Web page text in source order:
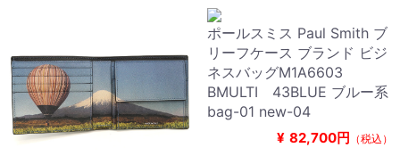
ポールスミス Paul Smith ブ
リーフケース ブランド ビジ
ネスバッグM1A6603
BMULTI 43BLUE ブルー系
bag-01 new-04
¥ 82,700円 （税込）